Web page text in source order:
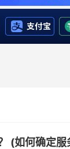
(如何确定